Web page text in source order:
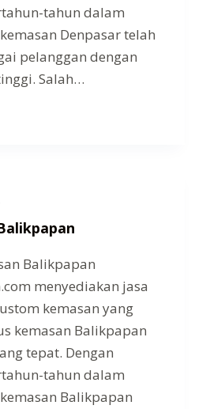
tahun dalam
Denpasar telah
pelanggan dengan
Salah…
Balikpapan
menyediakan jasa
kemasan yang
kemasan Balikpapan
tepat. Dengan
tahun dalam
Balikpapan